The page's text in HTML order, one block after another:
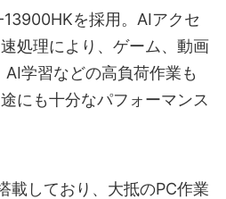
を採用。AIアクセ
処理により、ゲーム、動画
学習などの高負荷作業も
にも十分なパフォーマンス
載しており、大抵のPC作業